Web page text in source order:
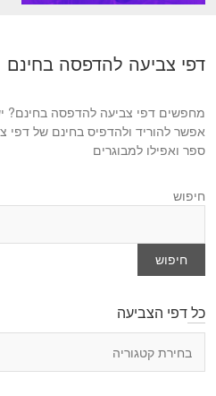
דפי צביעה להדפסה בחינם
מחפשים דפי צביעה להדפסה בחינם?
אפשר להוריד ולהדפיס בחינם של דפי
ספר ואפילו למבוגרים
חיפוש
חיפוש
כל דפי הצביעה